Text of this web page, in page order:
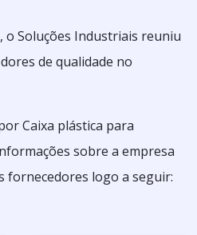
o Soluções Industriais reuniu
de qualidade no
Caixa plástica para
sobre a empresa
fornecedores logo a seguir: